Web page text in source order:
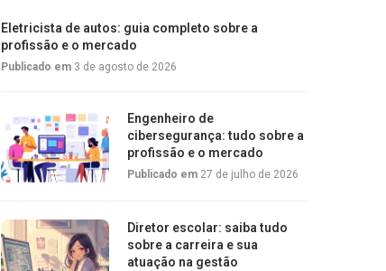
Eletricista de autos: guia completo sobre a
profissão e o mercado
Publicado em 3 de agosto de 2026
Engenheiro de
cibersegurança: tudo sobre a
profissão e o mercado
Publicado em 27 de julho de 2026
Diretor escolar: saiba tudo
sobre a carreira e sua
atuação na gestão